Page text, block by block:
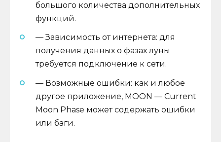
большого количества дополнительных
функций.
— Зависимость от интернета: для
получения данных о фазах луны
требуется подключение к сети.
— Возможные ошибки: как и любое
другое приложение, MOON — Current
Moon Phase может содержать ошибки
или баги.